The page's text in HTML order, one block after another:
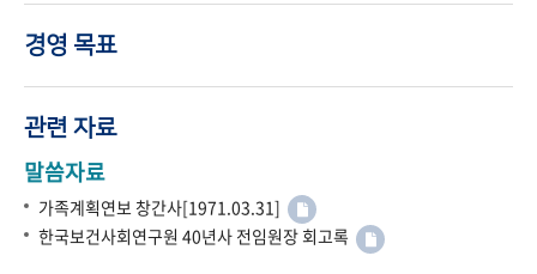
경영 목표
관련 자료
말씀자료
가족계획연보 창간사[1971.03.31]
한국보건사회연구원 40년사 전임원장 회고록